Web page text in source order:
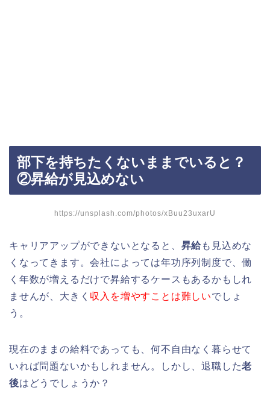
部下を持ちたくないままでいると？
②昇給が見込めない
https://unsplash.com/photos/xBuu23uxarU
キャリアアップができないとなると、 昇給も見込めな
くなってきます。会社によっては年功序列制度で、働
く年数が増えるだけで昇給するケースもあるかもしれ
ませんが、大きく 収入を増やすことは難しいでしょ
う。
現在のままの給料であっても、何不自由なく暮らせて
いれば問題ないかもしれません。しかし、退職した老
後はどうでしょうか？